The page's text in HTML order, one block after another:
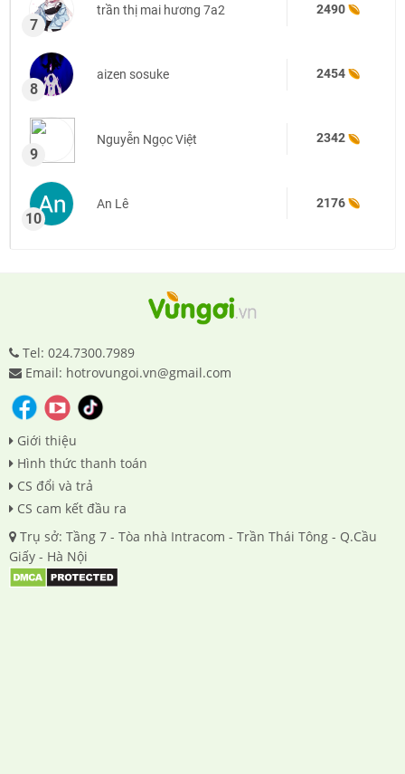
7
trần thị mai hương 7a2 2490
8
aizen sosuke 2454
9
Nguyễn Ngọc Việt 2342
10
An Lê 2176
Tel: 024.7300.7989
Email: hotrovungoi.vn@gmail.com
Giới thiệu
Hình thức thanh toán
CS đổi và trả
CS cam kết đầu ra
Trụ sở: Tầng 7 - Tòa nhà Intracom - Trần Thái Tông - Q.Cầu
Giấy - Hà Nội